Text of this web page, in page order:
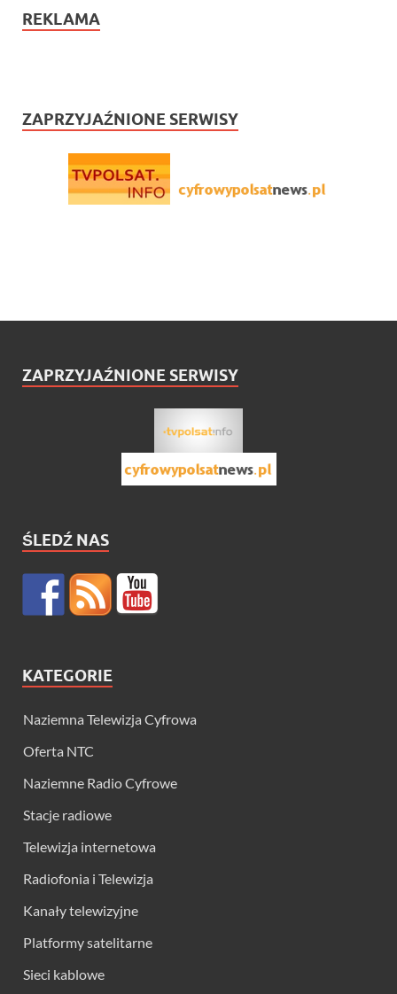
REKLAMA
ZAPRZYJAŹNIONE SERWISY
ZAPRZYJAŹNIONE SERWISY
ŚLEDŹ NAS
KATEGORIE
Naziemna Telewizja Cyfrowa
Oferta NTC
Naziemne Radio Cyfrowe
Stacje radiowe
Telewizja internetowa
Radiofonia i Telewizja
Kanały telewizyjne
Platformy satelitarne
Sieci kablowe